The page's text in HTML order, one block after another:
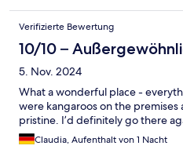
Verifizierte Bewertung
10/10 –
5. Nov. 2024
What a wonderful place -
were kangaroos on the premises
pristine. I’d definitely go there
Claudia, Aufenthalt von 1 Nacht